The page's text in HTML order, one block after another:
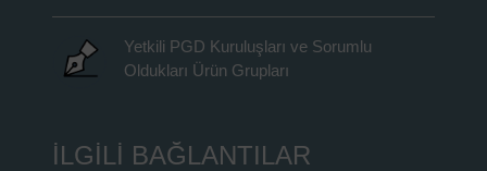
Yetkili PGD Kuruluşları ve Sorumlu
Oldukları Ürün Grupları
İLGİLİ BAĞLANTILAR